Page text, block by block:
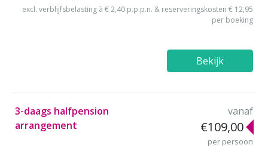
excl. verblijfsbelasting à € 2,40 p.p.p.n. & reserveringskosten € 12,95
per boeking
Bekijk
3-daags halfpension
arrangement
vanaf
€109,00
per persoon